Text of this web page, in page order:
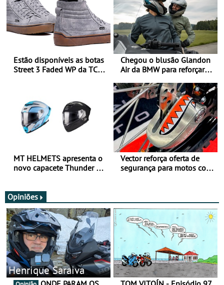
Estão disponíveis as botas
Street 3 Faded WP da TCX
Chegou o blusão Glandon
Air da BMW para reforçar
verão
MT HELMETS apresenta o
novo capacete Thunder 4 R
Vector reforça oferta de
segurança para motos com
Opiniões
Henrique Saraiva